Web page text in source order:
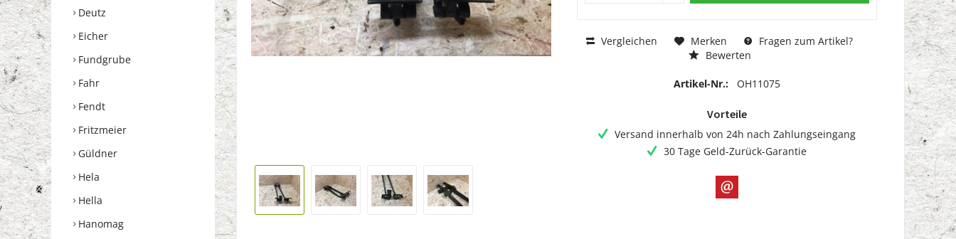
Deutz
Eicher
Fundgrube
Fahr
Fendt
Fritzmeier
Güldner
Hela
Hella
Hanomag
Vergleichen Merken
Fragen zum Artikel?
Bewerten
Artikel-Nr.: OH11075
Vorteile
Versand innerhalb von 24h nach Zahlungseingang
30 Tage Geld-Zurück-Garantie